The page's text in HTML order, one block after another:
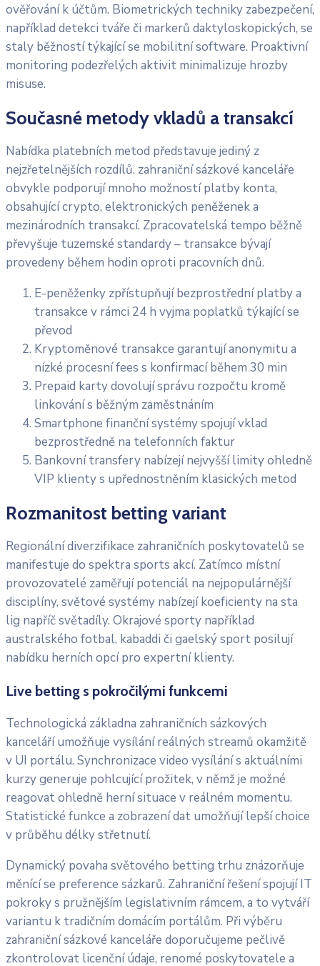
ověřování k účtům. Biometrických techniky zabezpečení,
například detekci tváře či markerů daktyloskopických, se
staly běžností týkající se mobilitní software. Proaktivní
monitoring podezřelých aktivit minimalizuje hrozby
misuse.
Současné metody vkladů a transakcí
Nabídka platebních metod představuje jediný z
nejzřetelnějších rozdílů. zahraniční sázkové kanceláře
obvykle podporují mnoho možností platby konta,
obsahující crypto, elektronických peněženek a
mezinárodních transakcí. Zpracovatelská tempo běžně
převyšuje tuzemské standardy – transakce bývají
provedeny během hodin oproti pracovních dnů.
E-peněženky zpřístupňují bezprostřední platby a
transakce v rámci 24 h vyjma poplatků týkající se
převod
Kryptoměnové transakce garantují anonymitu a
nízké procesní fees s konfirmací během 30 min
Prepaid karty dovolují správu rozpočtu kromě
linkování s běžným zaměstnáním
Smartphone finanční systémy spojují vklad
bezprostředně na telefonních faktur
Bankovní transfery nabízejí nejvyšší limity ohledně
VIP klienty s upřednostněním klasických metod
Rozmanitost betting variant
Regionální diverzifikace zahraničních poskytovatelů se
manifestuje do spektra sports akcí. Zatímco místní
provozovatelé zaměřují potenciál na nejpopulárnější
disciplíny, světové systémy nabízejí koeficienty na sta
lig napříč světadíly. Okrajové sporty například
australského fotbal, kabaddi či gaelský sport posilují
nabídku herních opcí pro expertní klienty.
Live betting s pokročilými funkcemi
Technologická základna zahraničních sázkových
kanceláří umožňuje vysílání reálných streamů okamžitě
v UI portálu. Synchronizace video vysílání s aktuálními
kurzy generuje pohlcující prožitek, v němž je možné
reagovat ohledně herní situace v reálném momentu.
Statistické funkce a zobrazení dat umožňují lepší choice
v průběhu délky střetnutí.
Dynamický povaha světového betting trhu znázorňuje
měnící se preference sázkarů. Zahraniční řešení spojují IT
pokroky s pružnějším legislativním rámcem, a to vytváří
variantu k tradičním domácím portálům. Při výběru
zahraniční sázkové kanceláře doporučujeme pečlivě
zkontrolovat licenční údaje, renomé poskytovatele a